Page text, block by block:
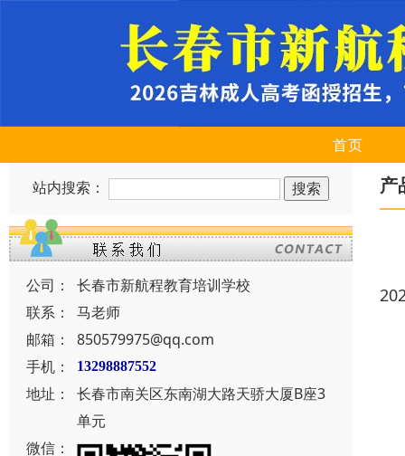
首页
站内搜索：
公司：
长春市新航程教育培训学校
联系：
马老师
邮箱：
850579975@qq.com
手机：
13298887552
地址：
长春市南关区东南湖大路天骄大厦B座3
单元
微信：
产